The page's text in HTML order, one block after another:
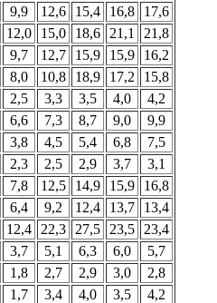
9,9 12,6 15,4 16,8
17,6
12,0 15,0 18,6 21,1
21,8
9,7 12,7 15,9 15,9
16,2
8,0 10,8 18,9 17,2
15,8
2,5 3,3 3,5 4,0
4,2
6,6 7,3 8,7 9,0
9,9
3,8 4,5 5,4 6,8
7,5
2,3 2,5 2,9 3,7
3,1
7,8 12,5 14,9 15,9
16,8
6,4 9,2 12,4 13,7
13,4
12,4 22,3 27,5 23,5
23,4
3,7 5,1 6,3 6,0
5,7
1,8 2,7 2,9 3,0
2,8
1,7 3,4 4,0 3,5
4,2